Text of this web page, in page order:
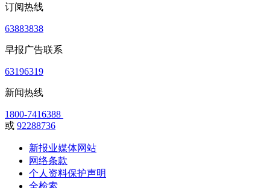
订阅热线
63883838
早报广告联系
63196319
新闻热线
1800-7416388
或 92288736
新报业媒体网站
网络条款
个人资料保护声明
全检索